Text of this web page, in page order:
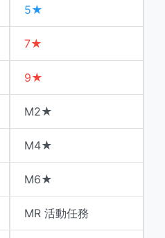
5★
7★
9★
M2★
M4★
M6★
MR 活動任務